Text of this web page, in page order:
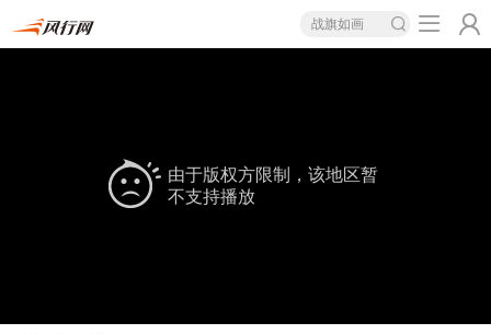
战旗如画
由于版权方限制，该地区暂
不支持播放